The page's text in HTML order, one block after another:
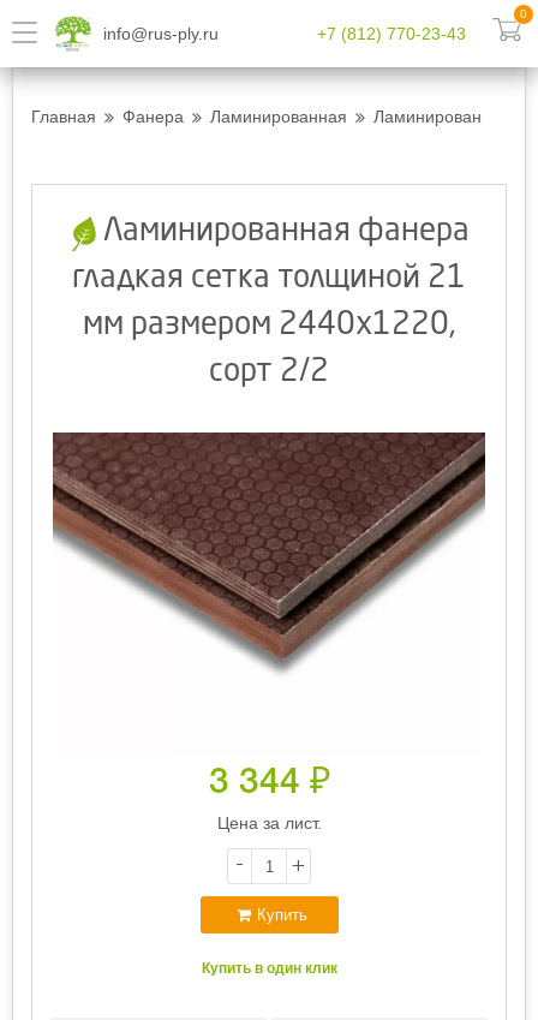
info@rus-ply.ru +7 (812) 770-23-43
0
Главная Фанера Ламинированная Ламинированная
Ламинированная фанера
гладкая сетка толщиной 21
мм размером 2440х1220,
сорт 2/2
3 344 ₽
Цена за лист.
- +
Купить
Купить в один клик